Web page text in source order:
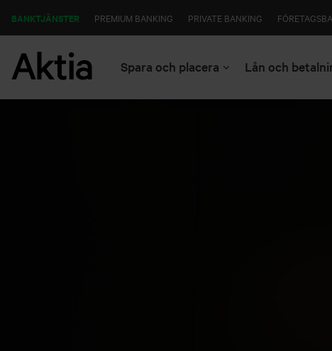
BANKTJÄNSTER PREMIUM BANKING PRIVATE BANKING
Spara och placera Lån och